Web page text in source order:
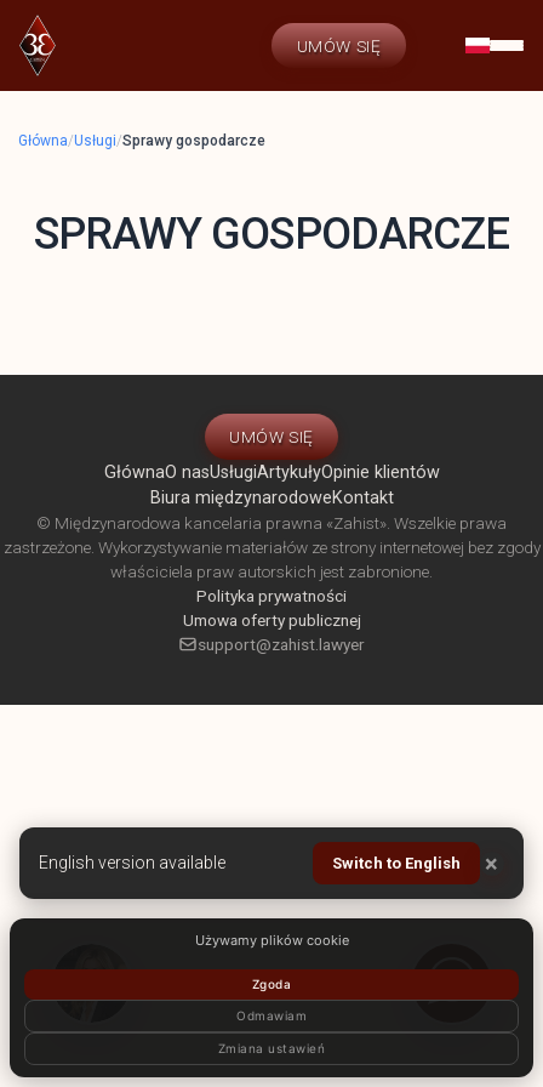
Używamy plików cookie
Zgoda
Odmawiam
Zmiana ustawień
UMÓW SIĘ
Główna/Usługi/Sprawy gospodarcze
SPRAWY GOSPODARCZE
UMÓW SIĘ
GłównaO nasUsługiArtykułyOpinie klientów
Biura międzynarodoweKontakt
© Międzynarodowa kancelaria prawna «Zahist». Wszelkie prawa
zastrzeżone. Wykorzystywanie materiałów ze strony internetowej bez zgody
właściciela praw autorskich jest zabronione.
Polityka prywatności
Umowa oferty publicznej
support@zahist.lawyer
English version available Switch to English ×